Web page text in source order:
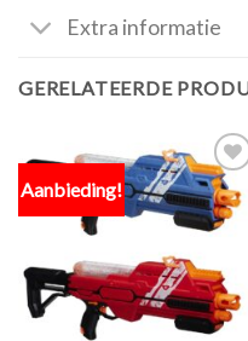
Extra informatie
GERELATEERDE
Aanbieding!
Toevoegen
aan
verlanglijst